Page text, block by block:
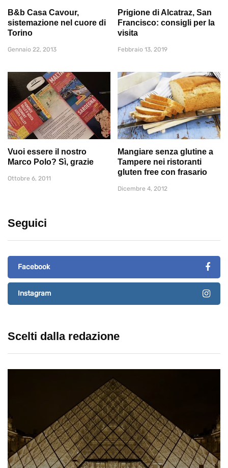
B&b Casa Cavour,
sistemazione nel cuore di
Torino
Gennaio 22, 2013
Prigione di Alcatraz, San
Francisco: consigli per la
visita
Febbraio 13, 2019
Vuoi essere il nostro
Marco Polo? Sì, grazie
Ottobre 6, 2011
Mangiare senza glutine a
Tampere nei ristoranti
gluten free con frasario
Dicembre 4, 2012
Seguici
Facebook
Instagram
Scelti dalla redazione